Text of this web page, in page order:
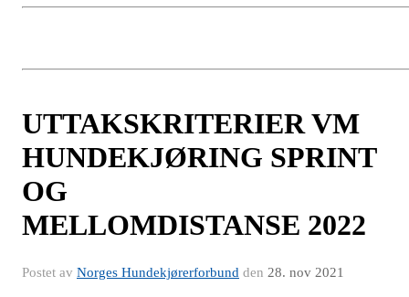
UTTAKSKRITERIER VM
HUNDEKJØRING SPRINT
OG
MELLOMDISTANSE 2022
Postet av Norges Hundekjørerforbund den 28. nov 2021